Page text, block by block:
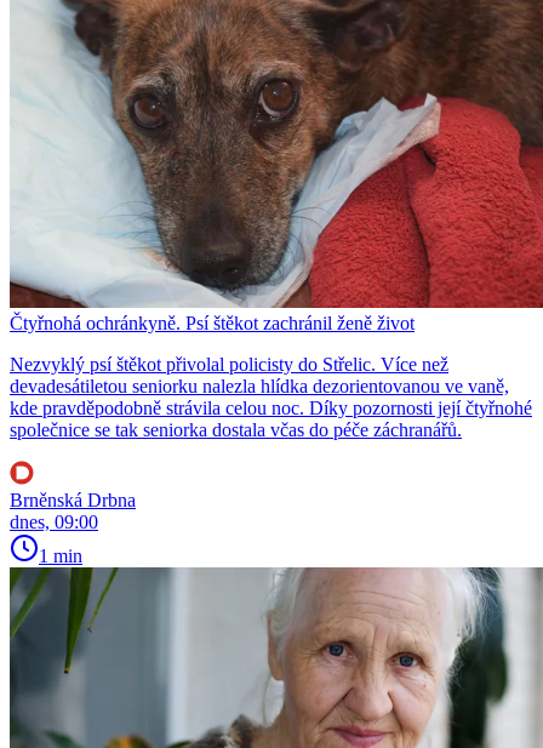
Čtyřnohá ochránkyně. Psí štěkot zachránil ženě život
Nezvyklý psí štěkot přivolal policisty do Střelic. Více než
devadesátiletou seniorku nalezla hlídka dezorientovanou ve vaně,
kde pravděpodobně strávila celou noc. Díky pozornosti její čtyřnohé
společnice se tak seniorka dostala včas do péče záchranářů.
Brněnská Drbna
dnes, 09:00
1 min